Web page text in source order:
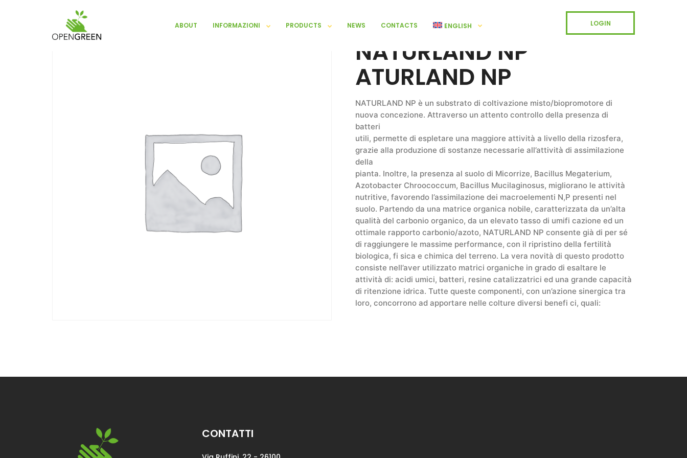
ABOUT INFORMAZIONI PRODUCTS NEWS CONTACTS ENGLISH LOGIN
NATURLAND NP
ATURLAND NP
NATURLAND NP è un substrato di coltivazione misto/biopromotore di
nuova concezione. Attraverso un attento controllo della presenza di
batteri
utili, permette di espletare una maggiore attività a livello della rizosfera,
grazie alla produzione di sostanze necessarie all’attività di assimilazione
della
pianta. Inoltre, la presenza al suolo di Micorrize, Bacillus Megaterium,
Azotobacter Chroococcum, Bacillus Mucilaginosus, migliorano le attività
nutritive, favorendo l’assimilazione dei macroelementi N,P presenti nel
suolo. Partendo da una matrice organica nobile, caratterizzata da un’alta
qualità del carbonio organico, da un elevato tasso di umifi cazione ed un
ottimale rapporto carbonio/azoto, NATURLAND NP consente già di per sé
di raggiungere le massime performance, con il ripristino della fertilità
biologica, fi sica e chimica del terreno. La vera novità di questo prodotto
consiste nell’aver utilizzato matrici organiche in grado di esaltare le
attività di: acidi umici, batteri, resine catalizzatrici ed una grande capacità
di ritenzione idrica. Tutte queste componenti, con un’azione sinergica tra
loro, concorrono ad apportare nelle colture diversi benefi ci, quali:
CONTATTI